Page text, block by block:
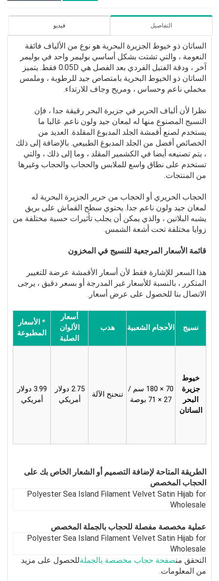
التفاصيل فيديو
الساتان ذو خيوط الجزيرة البحرية هو نوع من الألياف فائقة
النعومة ، والتي تشتت بشكل أساسي بوليمر واحد في بوليمر
آخر ، ودقة الفتيل الفردي بعد الفصل هي 0.05D فقط. يتميز
الساتان ذو الخيوط البحرية بامتصاص جيد للرطوبة ، وملمس
مخملي ناعم وحساس ، ومريح وجاف للارتداء.
نظرا لأن ألياف الحرير في جزيرة البحر رقيقة جدا ، فإن
النسيج المصنوع منها له لمعان جيد ولون ناعم. غالبا ما
يستخدم لصنع أقمشة الجلد المدبوغ المقلدة. العديد من
الخصائص أفضل من الجلد المدبوغ الطبيعي. بالإضافة إلى ذلك
، يتم تصنيعه أيضا في الكشمير المقلد ، وما إلى ذلك ، والتي
تستخدم على نطاق واسع للملابس والحجاب والحجاب وغيرها
من المنتجات.
الحجاب الحريري أو الحجاب من حرير الجزيرة البحرية له
لمعان جيد ولون ناعم جدا. يحتوي سطح القماش على بريق
يشبه البلاتين ، والذي يمكن أن يجلب تأثيرات حسية مختلفة من
زوايا مختلفة تحت أشعة الشمس.
قائمة الأسعار المرجعية للنسيج في المخزون
هذا السعر للإشارة فقط لأن أسعار الأقمشة عرضة للتغيير
المتكرر ، بالنسبة للأسعار غير المدرجة أو بسعر دقيق ، يرجى
الاتصال بنا للحصول على عرض أسعار.
نسيج الأحجام الشعبية هدب
أسعار
الألوان
الصلبة
* الأسعار
المطبوعة
خيوط
جزيرة
البحر
الساتان
70 × 180 سم /
27 × 71 بوصة
تنحنح الآلة
2.75 دولار
أمريكي
3.99 دولار
أمريكي
الطريقة المتاحة لإضافة التصميم أو الشعار الخاص بك على
الحجاب المخصص
عملية مخصصة مفصلة للحجاب بالجملة المخصص
التحقق منصفحة حجاب مخصصة بالجملةللحصول على مزيد
من المعلومات.